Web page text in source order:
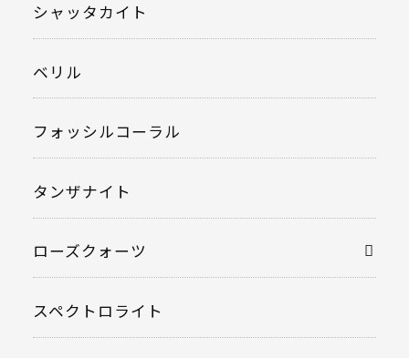
シャッタカイト
ベリル
フォッシルコーラル
タンザナイト
ローズクォーツ
スペクトロライト